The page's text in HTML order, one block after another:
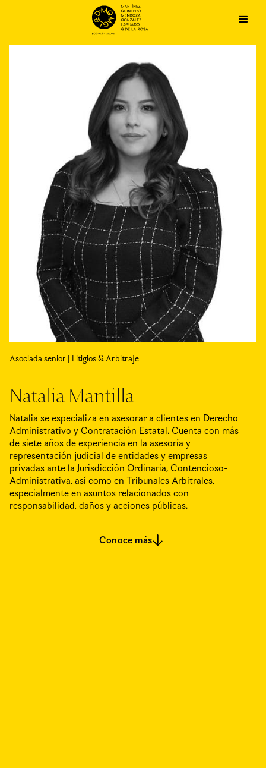
Asociada senior | Litigios & Arbitraje
Natalia Mantilla
Natalia se especializa en asesorar a clientes en Derecho
Administrativo y Contratación Estatal. Cuenta con más
de siete años de experiencia en la asesoría y
representación judicial de entidades y empresas
privadas ante la Jurisdicción Ordinaria, Contencioso-
Administrativa, así como en Tribunales Arbitrales,
especialmente en asuntos relacionados con
responsabilidad, daños y acciones públicas.
Conoce más